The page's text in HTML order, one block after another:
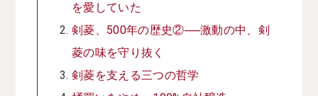
を愛していた
剣菱、500年の歴史②──激動の中、剣
菱の味を守り抜く
剣菱を支える三つの哲学